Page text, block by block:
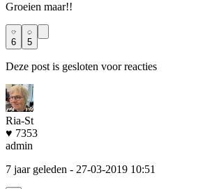
Groeien maar!!
6 5
Deze post is gesloten voor reacties
Ria-St
♥ 7353
admin
7 jaar geleden - 27-03-2019 10:51